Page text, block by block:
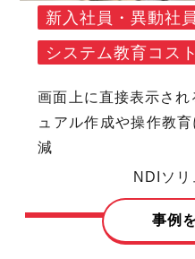
新入社員・異動社
システム教育コス
画面上に直接表示さ
ュアル作成や操作教
減
NDIソリ
事例